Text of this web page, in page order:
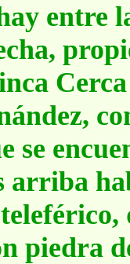
entre
se
arriba
piedra